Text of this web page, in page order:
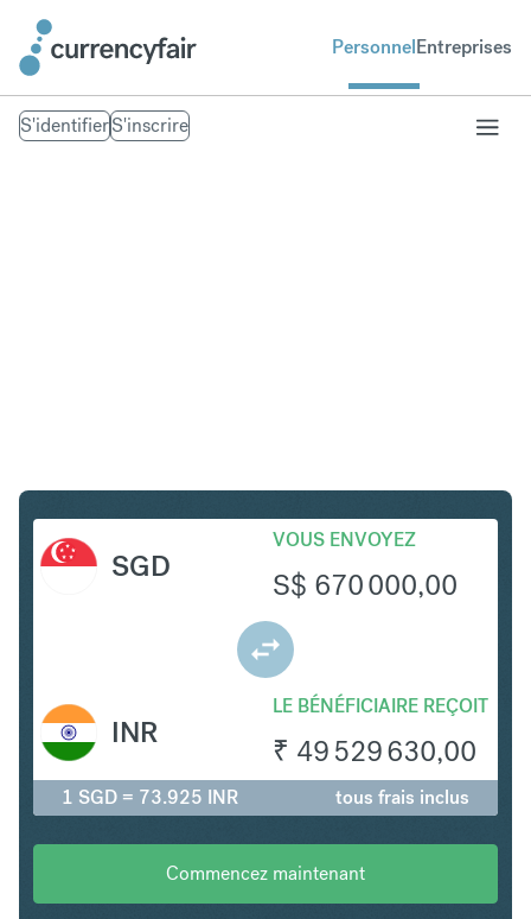
PersonnelEntreprises
S'identifierS'inscrire
SGD
VOUS ENVOYEZ
S$ 670 000,00
LE BÉNÉFICIAIRE REÇOIT
₹ 49 529 630,00
INR
1 SGD = 73.925 INR tous frais inclus
Commencez maintenant